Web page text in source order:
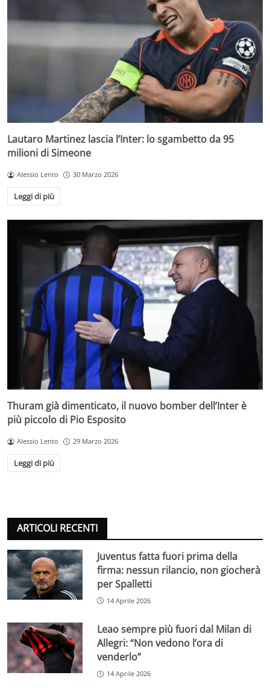
Lautaro Martinez lascia l’Inter: lo sgambetto da 95
milioni di Simeone
Alessio Lento 30 Marzo 2026
Leggi di più
Thuram già dimenticato, il nuovo bomber dell’Inter è
più piccolo di Pio Esposito
Alessio Lento 29 Marzo 2026
Leggi di più
ARTICOLI RECENTI
Juventus fatta fuori prima della
firma: nessun rilancio, non giocherà
per Spalletti
14 Aprile 2026
Leao sempre più fuori dal Milan di
Allegri: “Non vedono l’ora di
venderlo”
14 Aprile 2026